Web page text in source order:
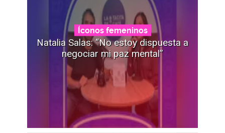
Íconos femeninos
Natalia Salas: “No estoy dispuesta a
negociar mi paz mental”